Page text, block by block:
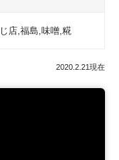
店,福島,味噌,糀
2020.2.21現在